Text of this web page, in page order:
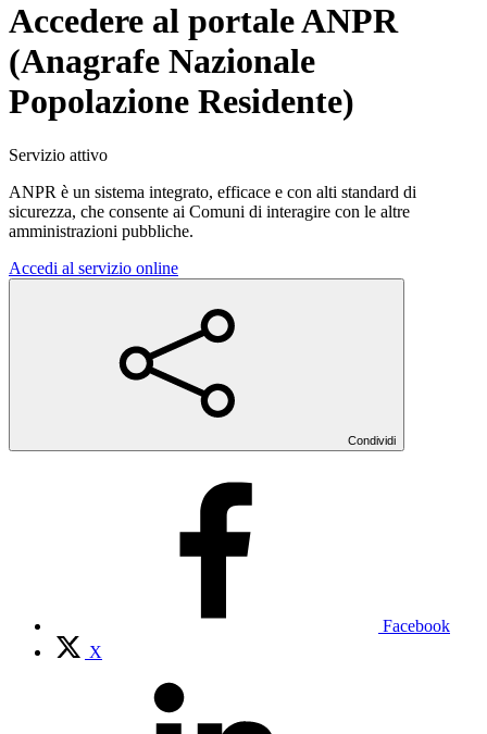
Accedere al portale ANPR
(Anagrafe Nazionale
Popolazione Residente)
Servizio attivo
ANPR è un sistema integrato, efficace e con alti standard di
sicurezza, che consente ai Comuni di interagire con le altre
amministrazioni pubbliche.
Accedi al servizio online
Condividi
Facebook
X